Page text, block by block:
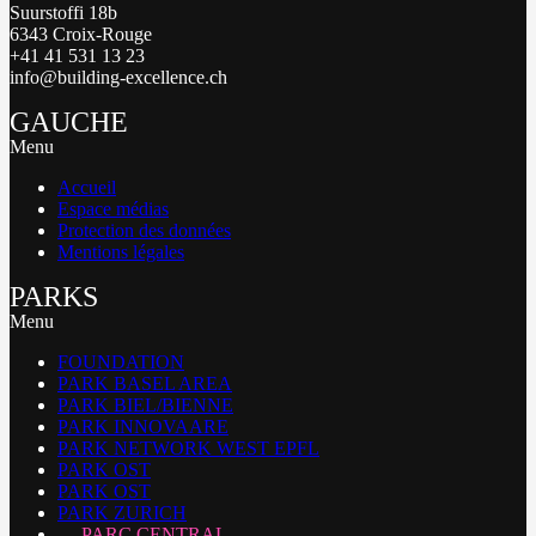
Suurstoffi 18b
6343 Croix-Rouge
+41 41 531 13 23
info@building-excellence.ch
GAUCHE
Menu
Accueil
Espace médias
Protection des données
Mentions légales
PARKS
Menu
FOUNDATION
PARK BASEL AREA
PARK BIEL/BIENNE
PARK INNOVAARE
PARK NETWORK WEST EPFL
PARK OST
PARK OST
PARK ZURICH